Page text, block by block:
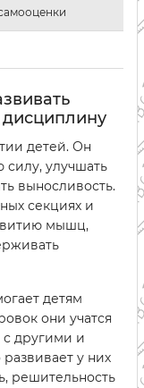
детей. Он
силу, улучшать
выносливость.
секциях и
мышц,
детям
они учатся
с другими и
у них
решительность